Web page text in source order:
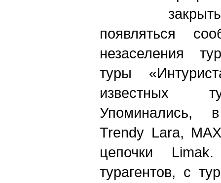
появляться
незаселения
туры
известных
Упоминались,
Trendy Lara,
цепочки
турагентов, с